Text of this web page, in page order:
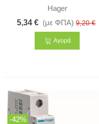
Hager
5,34 € (με ΦΠΑ) 9,20 €
Αγορά
-42%